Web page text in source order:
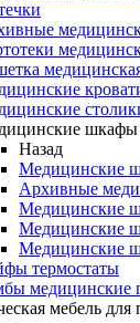
шкафы
Назад
Медицинские
Архивные
Медицинские
Медицинские
Медицинские
термостаты
медицинские
мебель для